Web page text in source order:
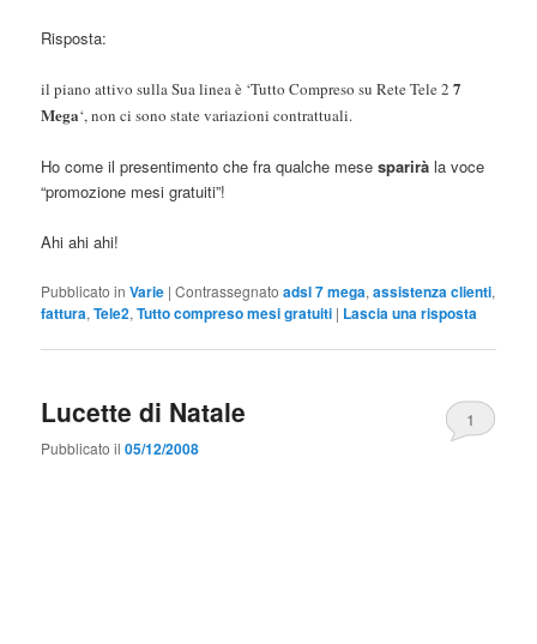
Risposta:
il piano attivo sulla Sua linea è ‘Tutto Compreso su Rete Tele 27
Mega‘, non ci sono state variazioni contrattuali.
Ho come il presentimento che fra qualche mesesparirà la voce
“promozione mesi gratuiti”!
Ahi ahi ahi!
Pubblicato in Varie |Contrassegnato adsl 7 mega,assistenza clienti,
fattura,Tele2,Tutto compreso mesi gratuiti | Lascia una risposta
Lucette di Natale
Pubblicato il05/12/2008
1